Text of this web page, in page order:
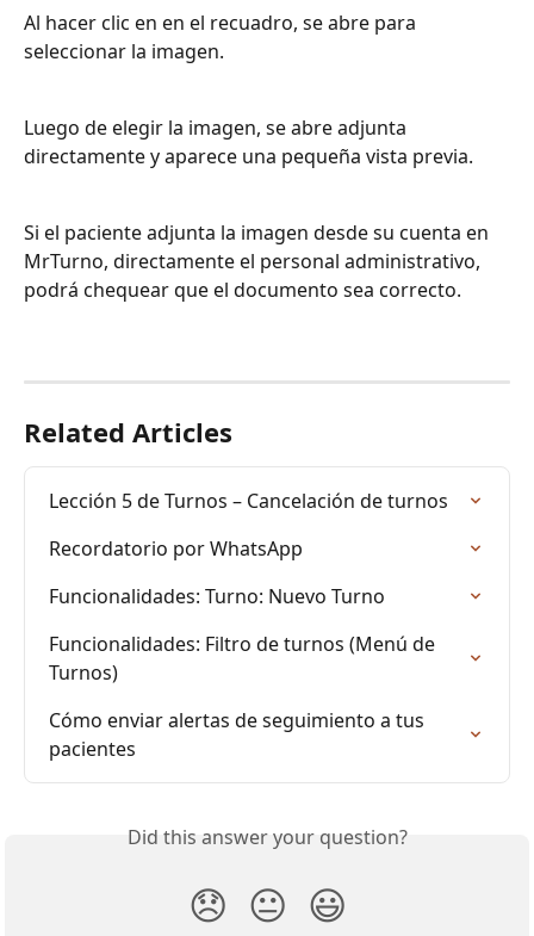
Al hacer clic en en el recuadro, se abre para
seleccionar la imagen.
Luego de elegir la imagen, se abre adjunta
directamente y aparece una pequeña vista previa.
Si el paciente adjunta la imagen desde su cuenta en
MrTurno, directamente el personal administrativo,
podrá chequear que el documento sea correcto.
Related Articles
Lección 5 de Turnos – Cancelación de turnos
Recordatorio por WhatsApp
Funcionalidades: Turno: Nuevo Turno
Funcionalidades: Filtro de turnos (Menú de
Turnos)
Cómo enviar alertas de seguimiento a tus
pacientes
Did this answer your question?
😞 😐 😃